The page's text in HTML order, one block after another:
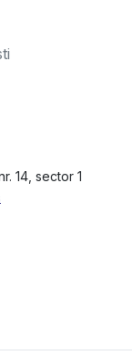
14, sector 1